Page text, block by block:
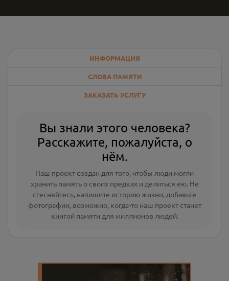
ИНФОРМАЦИЯ
СЛОВА ПАМЯТИ
ЗАКАЗАТЬ УСЛУГУ
Вы знали этого человека?
Расскажите, пожалуйста, о
нём.
Наш проект создан для того, чтобы люди могли
хранить память о своих предках и делиться ею. Не
стесняйтесь, напишите историю жизни, добавьте
фотографии, возможно, когда-то наш проект станет
книгой памяти для миллионов людей.